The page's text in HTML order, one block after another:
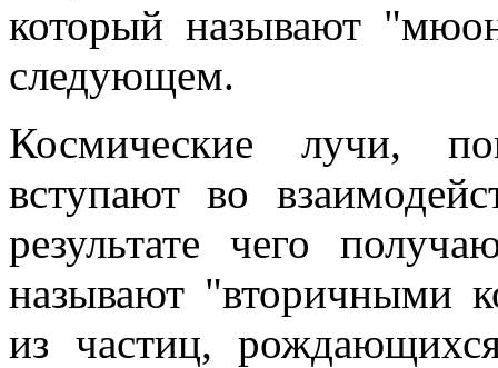
который называют
следующем.
Космические лучи,
вступают во
результате чего
называют "вторичными
из частиц,